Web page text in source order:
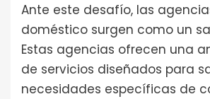
Ante este desafío, las
doméstico surgen como un
Estas agencias ofrecen una
de servicios diseñados para
necesidades específicas de